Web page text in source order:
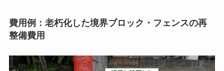
費用例：老朽化した境界ブロック・フェンスの再
整備費用